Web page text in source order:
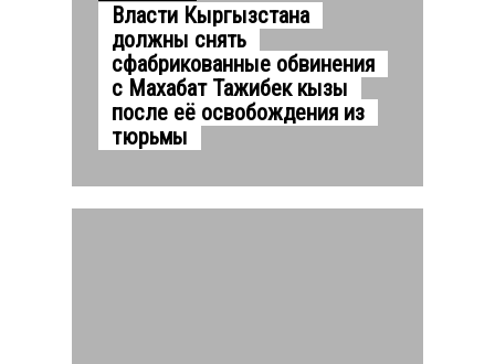
Власти Кыргызстана
должны снять
сфабрикованные обвинения
с Махабат Тажибек кызы
после её освобождения из
тюрьмы